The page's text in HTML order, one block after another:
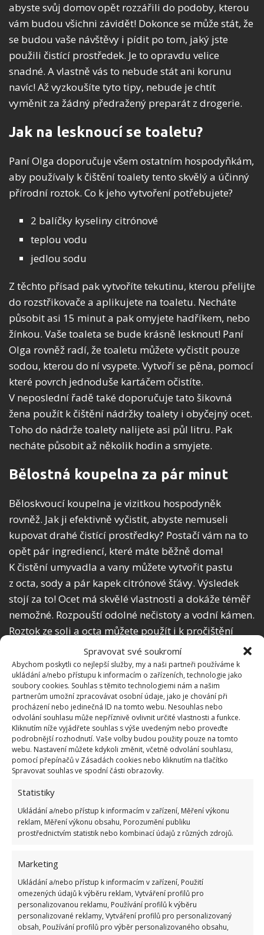
Spravovat své soukromí
Abychom poskytli co nejlepší služby, my a naši partneři používáme k
ukládání a/nebo přístupu k informacím o zařízeních, technologie jako
soubory cookies. Souhlas s těmito technologiemi nám a našim
partnerům umožní zpracovávat osobní údaje, jako je chování při
procházení nebo jedinečná ID na tomto webu. Nesouhlas nebo
odvolání souhlasu může nepříznivě ovlivnit určité vlastnosti a funkce.
Kliknutím níže vyjádřete souhlas s výše uvedeným nebo proveďte
podrobnější rozhodnutí. Vaše volby budou použity pouze na tomto
webu. Nastavení můžete kdykoli změnit, včetně odvolání souhlasu,
pomocí přepínačů v Zásadách cookies nebo kliknutím na tlačítko
Spravovat souhlas ve spodní části obrazovky.
Statistiky
Ukládání a/nebo přístup k informacím v zařízení, Měření výkonu
reklam, Měření výkonu obsahu, Porozumění publiku
prostřednictvím statistik nebo kombinací údajů z různých zdrojů.
Marketing
Ukládání a/nebo přístup k informacím v zařízení, Použití
omezených údajů k výběru reklam, Vytváření profilů pro
personalizovanou reklamu, Používání profilů k výběru
personalizované reklamy, Vytváření profilů pro personalizovaný
obsah, Používání profilů pro výběr personalizovaného obsahu,
abyste svůj domov opět rozzářili do podoby, kterou
vám budou všichni závidět! Dokonce se může stát, že
se budou vaše návštěvy i pídit po tom, jaký jste
použili čistící prostředek. Je to opravdu velice
snadné. A vlastně vás to nebude stát ani korunu
navíc! Až vyzkoušíte tyto tipy, nebude je chtít
vyměnit za žádný předražený preparát z drogerie.
Jak na lesknoucí se toaletu?
Paní Olga doporučuje všem ostatním hospodyňkám,
aby používaly k čištění toalety tento skvělý a účinný
přírodní roztok. Co k jeho vytvoření potřebujete?
2 balíčky kyseliny citrónové
teplou vodu
jedlou sodu
Z těchto přísad pak vytvoříte tekutinu, kterou přelijte
do rozstřikovače a aplikujete na toaletu. Necháte
působit asi 15 minut a pak omyjete hadříkem, nebo
žínkou. Vaše toaleta se bude krásně lesknout! Paní
Olga rovněž radí, že toaletu můžete vyčistit pouze
sodou, kterou do ní vsypete. Vytvoří se pěna, pomocí
které povrch jednoduše kartáčem očistíte.
V neposlední řadě také doporučuje tato šikovná
žena použít k čištění nádržky toalety i obyčejný ocet.
Toho do nádrže toalety nalijete asi půl litru. Pak
necháte působit až několik hodin a smyjete.
Bělostná koupelna za pár minut
Běloskvoucí koupelna je vizitkou hospodyněk
rovněž. Jak ji efektivně vyčistit, abyste nemuseli
kupovat drahé čistící prostředky? Postačí vám na to
opět pár ingrediencí, které máte běžně doma!
K čistění umyvadla a vany můžete vytvořit pastu
z octa, sody a pár kapek citrónové šťávy. Výsledek
stojí za to! Ocet má skvělé vlastnosti a dokáže téměř
nemožné. Rozpouští odolné nečistoty a vodní kámen.
Roztok ze soli a octa můžete použít i k pročištění
odpadních trubek. Pouze jej na závěr zalijete vařící
vodou a kanalizace se perfektně pročistí!
Obklady v koupelně jako nové a
třpytící se zrcadlo!
Určitě někdy bojujete v koupelně s nečistotami na
koupelnových obkladech. Těch se můžete zbavit
kombinací jedlé sody a citronové šťávy. A přidanou
hodnotou bude, že vám koupelna bude krásně
vonět! Anebo vás snad trápí zrcadlo plné šmouh?
Problém vyřešíte snadno roztokem ze dvou lžic octa
a půl litru vody. Můžete přidat i pár kapek
ostrý odraz!
Fotografie: DepositPhotos